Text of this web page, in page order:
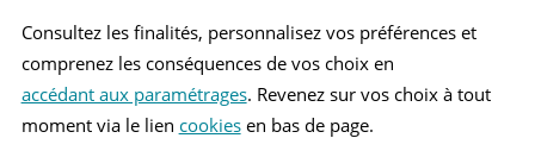
Recherche
Consultez les finalités, personnalisez vos préférences et
comprenez les conséquences de vos choix en
accédant aux paramétrages. Revenez sur vos choix à tout
moment via le lien cookiesen bas de page.